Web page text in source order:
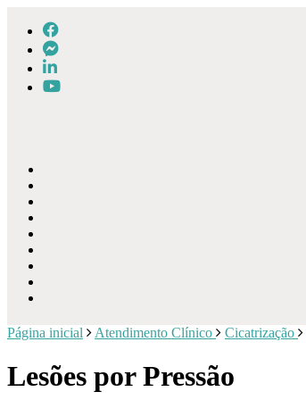
Página inicial Atendimento Clínico Cicatrização
Lesões por Pressão